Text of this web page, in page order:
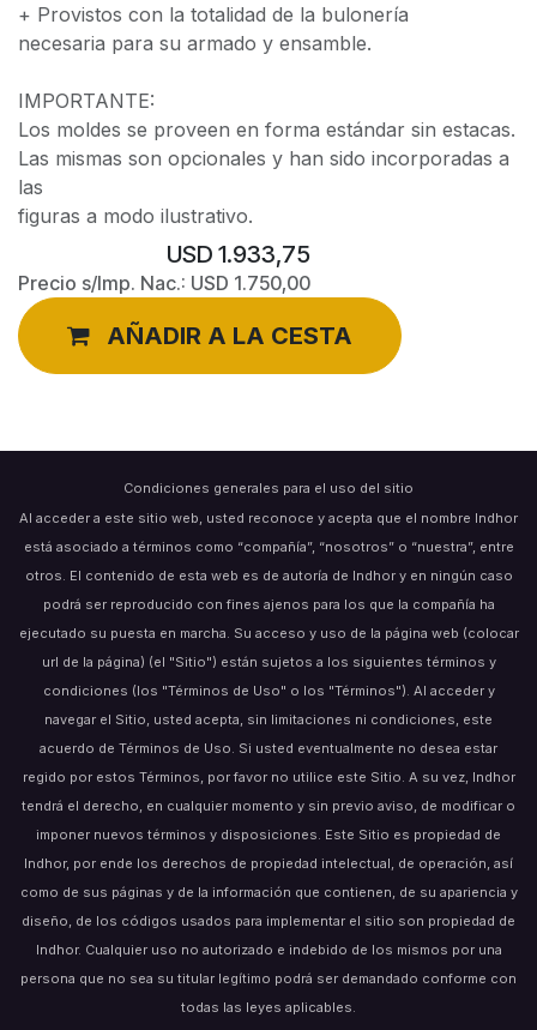
+ Provistos con la totalidad de la bulonería
necesaria para su armado y ensamble.
IMPORTANTE:
Los moldes se proveen en forma estándar sin estacas.
Las mismas son opcionales y han sido incorporadas a
las
figuras a modo ilustrativo.
USD 1.933,75
Precio s/Imp. Nac.: USD 1.750,00
AÑADIR A LA CESTA
Condiciones generales para el uso del sitio
Al acceder a este sitio web, usted reconoce y acepta que el nombre Indhor
está asociado a términos como “compañía”, “nosotros” o “nuestra”, entre
otros. El contenido de esta web es de autoría de Indhor y en ningún caso
podrá ser reproducido con fines ajenos para los que la compañía ha
ejecutado su puesta en marcha. Su acceso y uso de la página web (colocar
url de la página) (el "Sitio") están sujetos a los siguientes términos y
condiciones (los "Términos de Uso" o los "Términos"). Al acceder y
navegar el Sitio, usted acepta, sin limitaciones ni condiciones, este
acuerdo de Términos de Uso. Si usted eventualmente no desea estar
regido por estos Términos, por favor no utilice este Sitio. A su vez, Indhor
tendrá el derecho, en cualquier momento y sin previo aviso, de modificar o
imponer nuevos términos y disposiciones. Este Sitio es propiedad de
Indhor, por ende los derechos de propiedad intelectual, de operación, así
como de sus páginas y de la información que contienen, de su apariencia y
diseño, de los códigos usados para implementar el sitio son propiedad de
Indhor. Cualquier uso no autorizado e indebido de los mismos por una
persona que no sea su titular legítimo podrá ser demandado conforme con
todas las leyes aplicables.